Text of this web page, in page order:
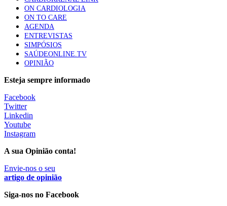
Trodelvy aprovado para primeira linha no cancro da
mama triplo negativo metastático em doentes não
elegíveis para inibidores PD-(L)1
61 visualizações
MAIS NOTÍCIAS
Estudo aponta potencial da casca de maracujá-roxo no controlo
da inflamação da asma
5 Ago, 2026
4 Ago, 2026
ON CARDIOLOGIA
ON TO CARE
AGENDA
ENTREVISTAS
SIMPÓSIOS
SAÚDEONLINE.TV
OPINIÃO
Esteja sempre informado
Facebook
Twitter
Linkedin
Youtube
Instagram
A sua Opinião conta!
Envie-nos o seu
artigo de opinião
Siga-nos no Facebook